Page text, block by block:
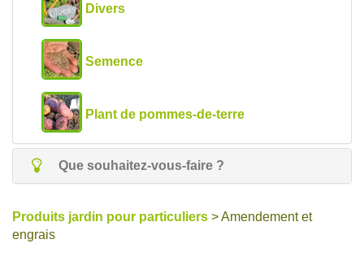
Divers
Semence
Plant de pommes-de-terre
Que souhaitez-vous-faire ?
Produits jardin pour particuliers > Amendement et
engrais